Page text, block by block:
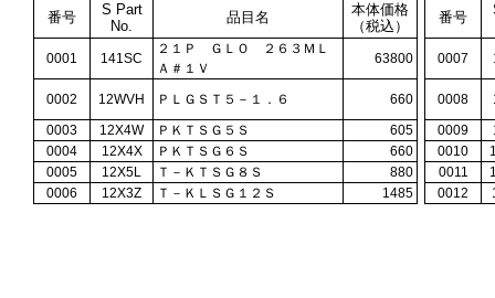
番号
S Part
No.
品目名
本体価格
（税込）
番号
0001 141SC
２１Ｐ ＧＬＯ ２６３ＭＬ
Ａ＃１Ｖ
63800 0007
0002 12WVH ＰＬＧＳＴ５－１．６ 660 0008
0003
12X4W ＰＫＴＳＧ５Ｓ 605 0009
0004
12X4X ＰＫＴＳＧ６Ｓ 660 0010
0005
12X5L Ｔ－ＫＴＳＧ８Ｓ 880 0011
0006
12X3Z Ｔ－ＫＬＳＧ１２Ｓ 1485 0012